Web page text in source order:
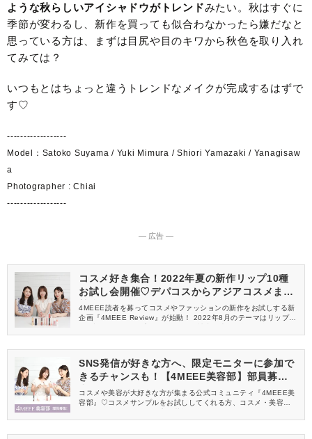
ような秋らしいアイシャドウがトレンドみたい。秋はすぐに
季節が変わるし、新作を買っても似合わなかったら嫌だなと
思っている方は、まずは目尻や目のキワから秋色を取り入れ
てみては？
いつもとはちょっと違うトレンドなメイクが完成するはずで
す♡
------------------
Model：Satoko Suyama / Yuki Mimura / Shiori Yamazaki / Yanagisaw
a
Photographer : Chiai
------------------
― 広告 ―
コスメ好き集合！2022年夏の新作リップ10種
お試し会開催♡デパコスからアジアコスメまで
勢揃い
4MEEE読者を募ってコスメやファッションの新作をお試しする新
企画『4MEEE Review』が始動！ 2022年8月のテーマはリップ。
します。
SNS発信が好きな方へ、限定モニターに参加で
きるチャンスも！【4MEEE美容部】部員募集
中
コスメや美容が大好きな方が集まる公式コミュニティ『4MEEE美
容部』♡コスメサンプルをお試ししてくれる方、コスメ・美容情報